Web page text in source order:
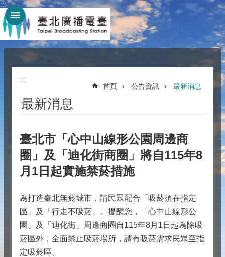
跳到主要內容區塊
:::
:::
首頁 公告資訊 最新消息
最新消息
臺北市「心中山線形公園周邊商
圈」及「迪化街商圈」將自115年8
月1日起實施禁菸措施
為打造臺北無菸城市，請民眾配合「吸菸須在指定
區」及「行走不吸菸」。提醒您，「心中山線形公
園」及「迪化街」周邊商圈自115年8月1日起為除吸
菸區外，全面禁止吸菸場所，請有吸菸需求民眾至指
定吸菸區。